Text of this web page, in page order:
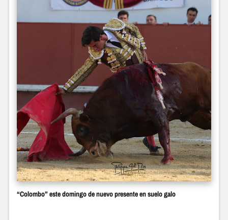
“Colombo” este domingo de nuevo presente en suelo galo